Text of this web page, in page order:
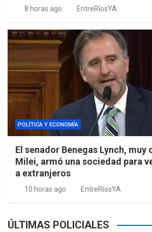
8 horas ago EntreRíosYA
POLÍTICA Y ECONOMÍA
El senador Benegas Lynch, muy
Milei, armó una sociedad para
a extranjeros
10 horas ago EntreRíosYA
ÚLTIMAS POLICIALES